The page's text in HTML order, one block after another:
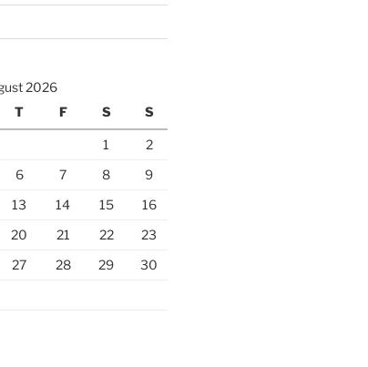
2026
T F S S
1
2
6 7 8
9
13 14 15
16
20 21 22
23
27 28 29
30